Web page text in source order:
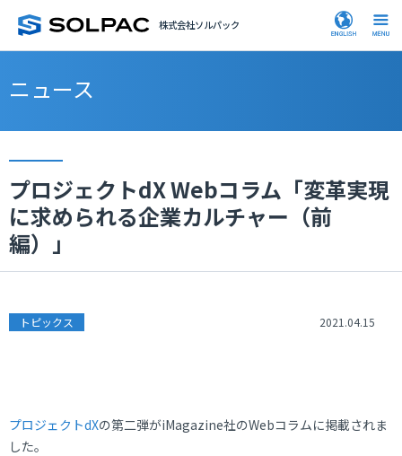
株式会社ソルパック
ニュース
プロジェクトdX Webコラム「変革実現
に求められる企業カルチャー（前
編）」
トピックス 2021.04.15
プロジェクトdXの第二弾がiMagazine社のWebコラムに掲載されま
した。